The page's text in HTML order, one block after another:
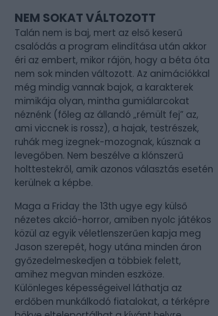
NEM SOKAT VÁLTOZOTT
Talán nem is baj, mert az első keserű
csalódás a program elindítása után akkor
éri az embert, mikor rájön, hogy a béta óta
nem sok minden változott. Az animációkkal
még mindig vannak bajok, a karakterek
mimikája olyan, mintha gumiálarcokat
néznénk (főleg az állandó „rémült fej” az,
ami viccnek is rossz), a hajak, testrészek,
ruhák meg izegnek-mozognak, kúsznak a
levegőben. Nem beszélve a klónszerű
holttestekről, amik azonos választás esetén
kerülnek a képbe.
Maga a Friday the 13th ugye egy külső
nézetes akció-horror, amiben nyolc játékos
közül az egyik véletlenszerűen kapja meg
Jason szerepét, hogy utána minden áron
győzedelmeskedjen a többiek felett,
amihez megvan minden eszköze.
Különleges képességeivel láthatja az
erdőben munkálkodó fiatalokat, a térképre